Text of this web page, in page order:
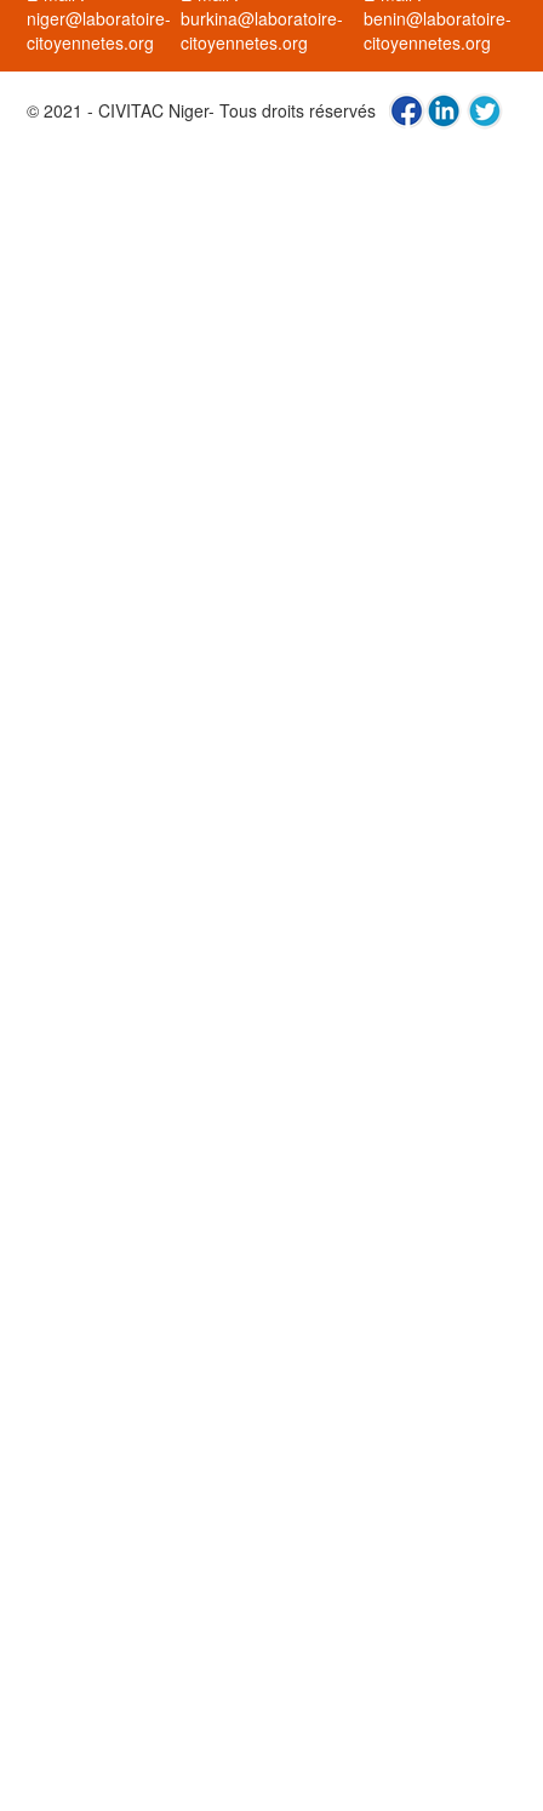
niger@laboratoire-
citoyennetes.org
burkina@laboratoire-
citoyennetes.org
benin@laboratoire-
citoyennetes.org
© 2021 - CIVITAC Niger- Tous droits réservés